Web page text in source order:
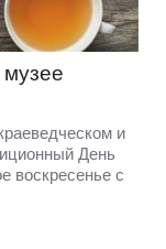
и
День
воскресенье с